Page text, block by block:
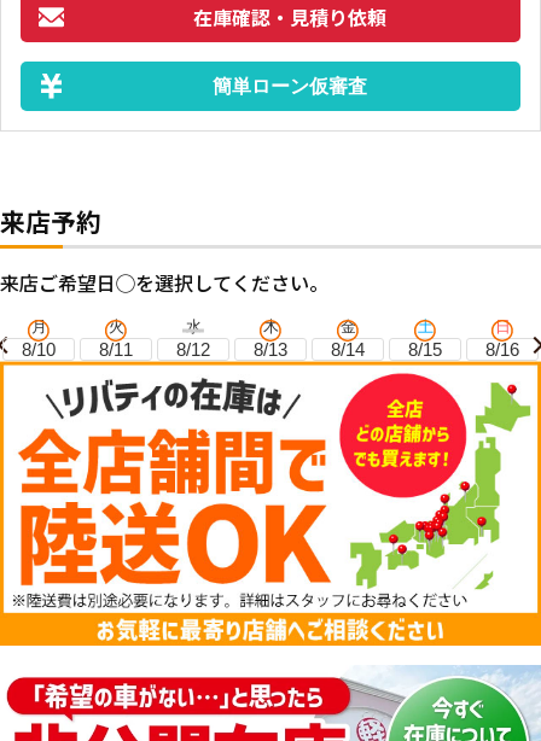
在庫確認・見積り依頼
簡単ローン仮審査
来店予約
来店ご希望日◯を選択してください。
月
8/10
火
8/11
水
8/12
木
8/13
金
8/14
土
8/15
日
8/16